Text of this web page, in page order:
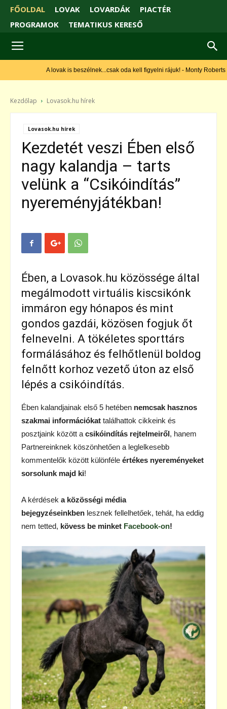
FŐOLDAL LOVAK LOVARDÁK
PIACTÉR
PROGRAMOK
TEMATIKUS KERESŐ
A lovak is beszélnek...csak oda kell figyelni rájuk! - Monty Roberts
Kezdőlap Lovasok.hu hírek
Lovasok.hu hírek
Kezdetét veszi Ében első
nagy kalandja – tarts
velünk a “Csikóindítás”
nyereményjátékban!
Ében, a Lovasok.hu közössége által
megálmodott virtuális kiscsikónk
immáron egy hónapos és mint
gondos gazdái, közösen fogjuk őt
felnevelni. A tökéletes sporttárs
formálásához és felhőtlenül boldog
felnőtt korhoz vezető úton az első
lépés a csikóindítás.
Ében kalandjainak első 5 hetében nemcsak hasznos
szakmai információkat találhattok cikkeink és
posztjaink között a csikóindítás rejtelmeiről, hanem
Partnereinknek köszönhetően a leglelkesebb
kommentelők között különféle értékes nyereményeket
sorsolunk majd ki!
A kérdések a közösségi média
bejegyzéseinkben lesznek fellelhetőek, tehát, ha eddig
nem tetted, kövess be minket Facebook-on!